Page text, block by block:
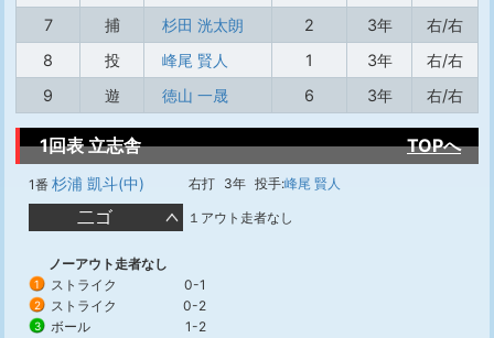
7
捕 杉田 洸太朗 2 3年
右/右
8
投 峰尾 賢人 1 3年
右/右
9
遊 徳山 一晟 6 3年 右/右
1回表 立志舎 TOPへ
1番 杉浦 凱斗(中) 右打 3年 投手:峰尾 賢人
二ゴ １アウト走者なし
ノーアウト走者なし
1 ストライク 0-1
2 ストライク 0-2
3 ボール 1-2